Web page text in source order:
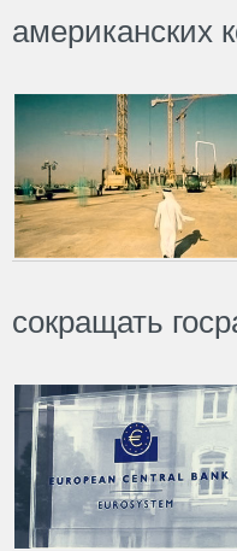
американских
сокращать